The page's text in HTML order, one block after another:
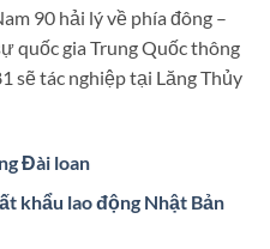
90 hải lý về phía đông –
quốc gia Trung Quốc thông
sẽ tác nghiệp tại Lăng Thủy
Đài loan
khẩu lao động Nhật Bản